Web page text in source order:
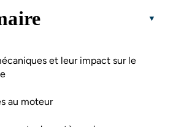
et leur impact sur le
au moteur